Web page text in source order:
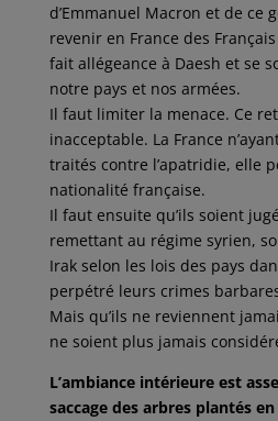
d’Emmanuel Macron et de ce
revenir en France des
fait allégeance à Daesh et se
notre pays et nos armées.
Il faut limiter la menace. Ce
inacceptable. La France
traités contre l’apatridie, elle
nationalité française.
Il faut ensuite qu’ils soient
remettant au régime syrien,
Irak selon les lois des pays
perpétré leurs crimes
Mais qu’ils ne reviennent
ne soient plus jamais
L’ambiance intérieure est
saccage des arbres plantés